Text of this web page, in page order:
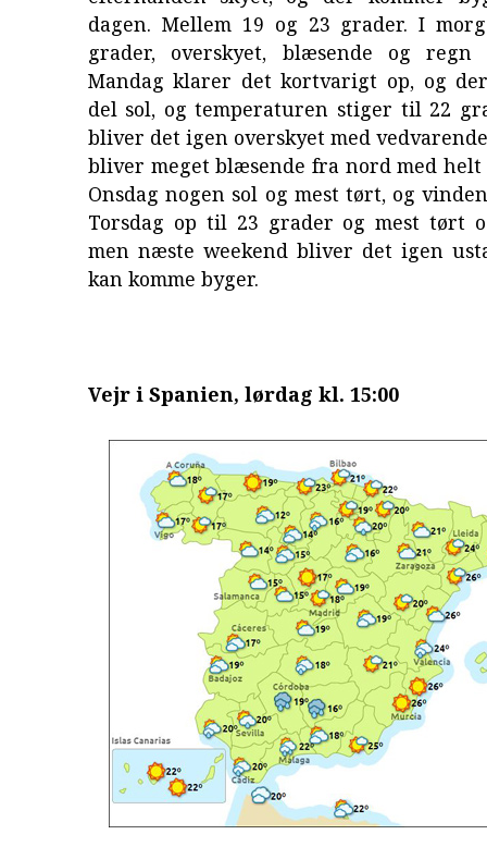
dagen. Mellem 19 og 23 grader. I
grader, overskyet, blæsende og regn
Mandag klarer det kortvarigt op, og
del sol, og temperaturen stiger til 22
bliver det igen overskyet med
bliver meget blæsende fra nord med helt
Onsdag nogen sol og mest tørt, og
Torsdag op til 23 grader og mest tørt
men næste weekend bliver det igen
kan komme byger.
Vejr i Spanien, lørdag kl. 15:00